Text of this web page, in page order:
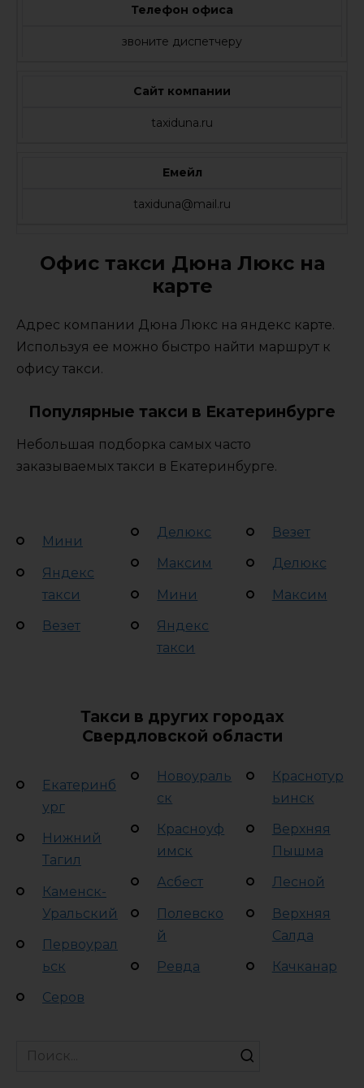
Телефон офиса
звоните диспетчеру
Сайт компании
taxiduna.ru
Емейл
taxiduna@mail.ru
Офис такси Дюна Люкс на
карте
Адрес компании Дюна Люкс на яндекс карте.
Используя ее можно быстро найти маршрут к
офису такси.
Популярные такси в Екатеринбурге
Небольшая подборка самых часто
заказываемых такси в Екатеринбурге.
Мини
Яндекс
такси
Везет
Делюкс
Максим
Мини
Яндекс
такси
Везет
Делюкс
Максим
Такси в других городах
Свердловской области
Екатеринб
ург
Нижний
Тагил
Каменск-
Уральский
Первоурал
ьск
Серов
Новоураль
ск
Красноуф
имск
Асбест
Полевско
й
Ревда
Краснотур
ьинск
Верхняя
Пышма
Лесной
Верхняя
Салда
Качканар
Search